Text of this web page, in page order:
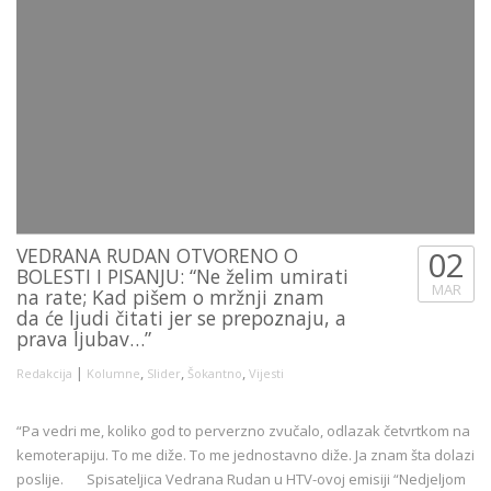
VEDRANA RUDAN OTVORENO O
BOLESTI I PISANJU: “Ne želim umirati
na rate; Kad pišem o mržnji znam
da će ljudi čitati jer se prepoznaju, a
prava ljubav…”
Redakcija | Kolumne, Slider, Šokantno, Vijesti
02
MAR
“Pa vedri me, koliko god to perverzno zvučalo, odlazak četvrtkom na
kemoterapiju. To me diže. To me jednostavno diže. Ja znam šta dolazi
poslije. Spisateljica Vedrana Rudan u HTV-ovoj emisiji “Nedjeljom